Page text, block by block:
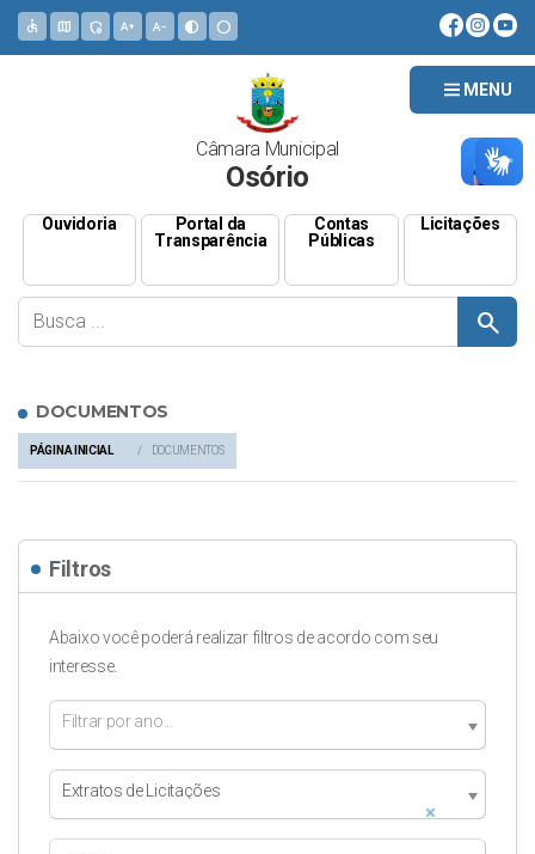
MENU
accessible map admin_panel_settings text_increase text_decrease contrast circle
Câmara Municipal
Osório
Ouvidoria
Portal da
Transparência
Contas
Públicas
Licitações
search
DOCUMENTOS
PÁGINA INICIAL DOCUMENTOS
Filtros
Abaixo você poderá realizar filtros de acordo com seu
interesse.
Filtrar por ano...
×
Extratos de Licitações